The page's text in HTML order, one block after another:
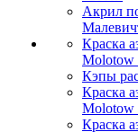
Акрил
Краска
Molotow
Кэпы
Краска
Molotow
Краска